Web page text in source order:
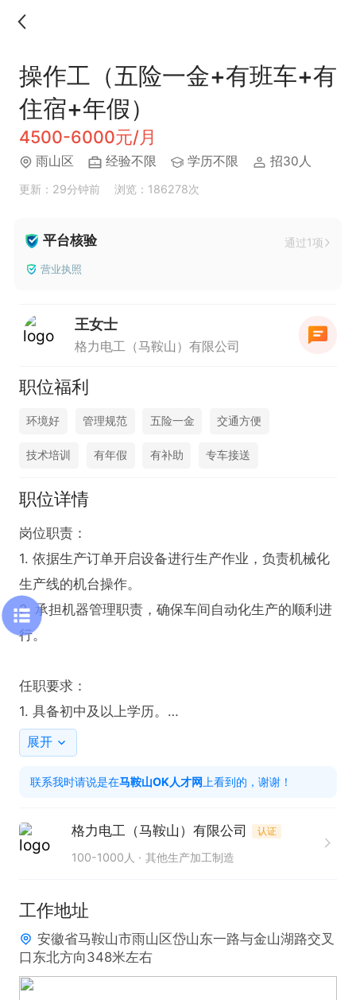
操作工（五险一金+有班车+有
住宿+年假）
4500-6000元/月
雨山区 经验不限 学历不限 招30人
更新：29分钟前 浏览：186278次
平台核验 通过1项
营业执照
王女士
格力电工（马鞍山）有限公司
职位福利
环境好 管理规范 五险一金 交通方便
技术培训 有年假 有补助 专车接送
职位详情
岗位职责：
1. 依据生产订单开启设备进行生产作业，负责机械化
生产线的机台操作。
2. 承担机器管理职责，确保车间自动化生产的顺利进
行。
任职要求：
1. 具备初中及以上学历。
2. 身体健康，能适应岗位工作需求。
福利待遇：
2. 拥有年底年终奖及积分福利。
3. 公司员工活动丰富多样。
5. 格力新产业园正在投产建设，新厂岗位充裕，发展
空间广阔，晋升机会众多。
6. 提供技术培、训，设有年假及补助，还提供专车接
送服务。
展开
联系我时请说是在马鞍山OK人才网 上看到的，谢谢！
格力电工（马鞍山）有限公司 认证
100-1000人 其他生产加工制造
工作地址
安徽省马鞍山市雨山区岱山东一路与金山湖路交叉
口东北方向348米左右